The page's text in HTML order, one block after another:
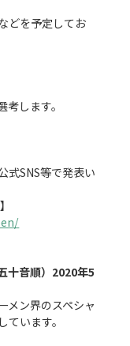
を予定してお
します。
SNS等で発表い
十音順）2020年5
メン界のスペシャ
います。